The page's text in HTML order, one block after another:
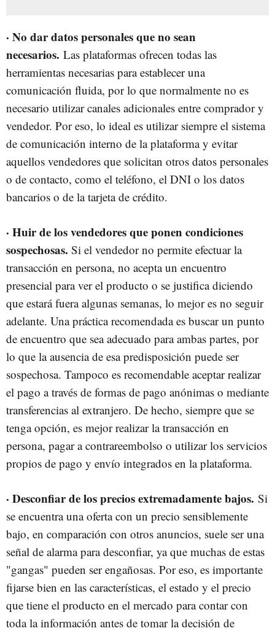
· No dar datos personales que no sean
necesarios. Las plataformas ofrecen todas las
herramientas necesarias para establecer una
comunicación fluida, por lo que normalmente no es
necesario utilizar canales adicionales entre comprador y
vendedor. Por eso, lo ideal es utilizar siempre el sistema
de comunicación interno de la plataforma y evitar
aquellos vendedores que solicitan otros datos personales
o de contacto, como el teléfono, el DNI o los datos
bancarios o de la tarjeta de crédito.
· Huir de los vendedores que ponen condiciones
sospechosas. Si el vendedor no permite efectuar la
transacción en persona, no acepta un encuentro
presencial para ver el producto o se justifica diciendo
que estará fuera algunas semanas, lo mejor es no seguir
adelante. Una práctica recomendada es buscar un punto
de encuentro que sea adecuado para ambas partes, por
lo que la ausencia de esa predisposición puede ser
sospechosa. Tampoco es recomendable aceptar realizar
el pago a través de formas de pago anónimas o mediante
transferencias al extranjero. De hecho, siempre que se
tenga opción, es mejor realizar la transacción en
persona, pagar a contrareembolso o utilizar los servicios
propios de pago y envío integrados en la plataforma.
· Desconfiar de los precios extremadamente bajos. Si
se encuentra una oferta con un precio sensiblemente
bajo, en comparación con otros anuncios, suele ser una
señal de alarma para desconfiar, ya que muchas de estas
"gangas" pueden ser engañosas. Por eso, es importante
fijarse bien en las características, el estado y el precio
que tiene el producto en el mercado para contar con
toda la información antes de tomar la decisión de